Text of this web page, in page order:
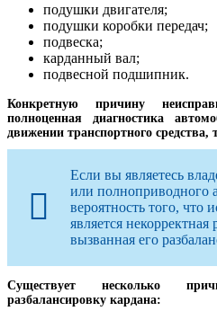
подушки двигателя;
подушки коробки передач;
подвеска;
карданный вал;
подвесной подшипник.
Конкретную причину
полноценная диагностика
движении транспортного средства,
Если вы являетесь
или полноприводного
вероятность того, что
является некорректная
вызванная его
Существует несколько
разбалансировку кардана: